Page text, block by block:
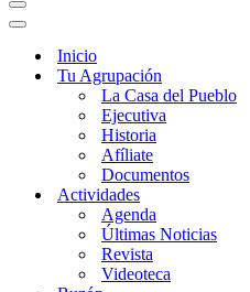
Menú
de
Menú
navegación
Inicio
Tu Agrupación
La Casa del Pueblo
Ejecutiva
Historia
Afíliate
Documentos
Actividades
Agenda
Últimas Noticias
Revista
Videoteca